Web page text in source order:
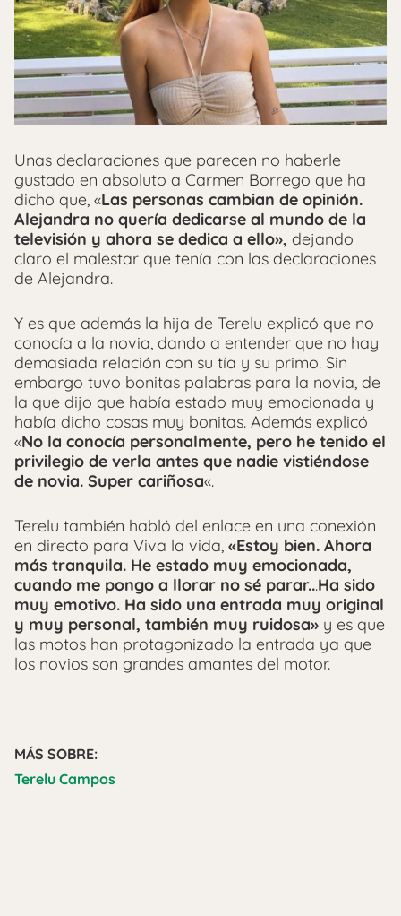
Unas declaraciones que parecen no haberle
gustado en absoluto a Carmen Borrego que ha
dicho que, «Las personas cambian de opinión.
Alejandra no quería dedicarse al mundo de la
televisión y ahora se dedica a ello», dejando
claro el malestar que tenía con las declaraciones
de Alejandra.
Y es que además la hija de Terelu explicó que no
conocía a la novia, dando a entender que no hay
demasiada relación con su tía y su primo. Sin
embargo tuvo bonitas palabras para la novia, de
la que dijo que había estado muy emocionada y
había dicho cosas muy bonitas. Además explicó
«No la conocía personalmente, pero he tenido el
privilegio de verla antes que nadie vistiéndose
de novia. Super cariñosa«.
Terelu también habló del enlace en una conexión
en directo para Viva la vida, «Estoy bien. Ahora
más tranquila. He estado muy emocionada,
cuando me pongo a llorar no sé parar...Ha sido
muy emotivo. Ha sido una entrada muy original
y muy personal, también muy ruidosa» y es que
las motos han protagonizado la entrada ya que
los novios son grandes amantes del motor.
MÁS SOBRE:
Terelu Campos